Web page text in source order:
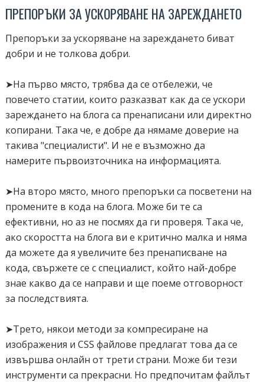
ПРЕПОРЪКИ ЗА УСКОРЯВАНЕ НА ЗАРЕЖДАНЕТО
Препоръки за ускоряване на зареждането биват
добри и не толкова добри.
➤На първо място, трябва да се отбележи, че
повечето статии, които разказват как да се ускори
зареждането на блога са пренаписани или директно
копирани. Така че, е добре да нямаме доверие на
такива "специалисти". И не е възможно да
намерите първоизточника на информацията.
➤На второ място, много препоръки са посветени на
промените в кода на блога. Може би те са
ефективни, но аз не посмях да ги проверя. Така че,
ако скоростта на блога ви е критично малка и няма
да можете да я увеличите без пренаписване на
кода, свържете се с специалист, който най-добре
знае какво да се направи и ще поеме отговорност
за последствията.
➤Трето, някои методи за компресиране на
изображения и CSS файлове предлагат това да се
извършва онлайн от трети страни. Може би тези
инструменти са прекрасни. Но предпочитам файлът